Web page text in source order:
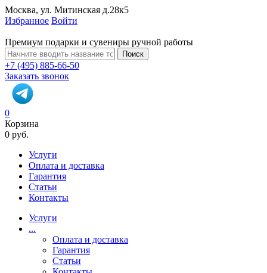
Москва, ул. Митинская д.28к5
Избранное Войти
Премиум подарки и сувениры ручной работы
Поиск
+7 (495) 885-66-50
Заказать звонок
0
Корзина
0 руб.
Услуги
Оплата и доставка
Гарантия
Статьи
Контакты
Услуги
...
Оплата и доставка
Гарантия
Статьи